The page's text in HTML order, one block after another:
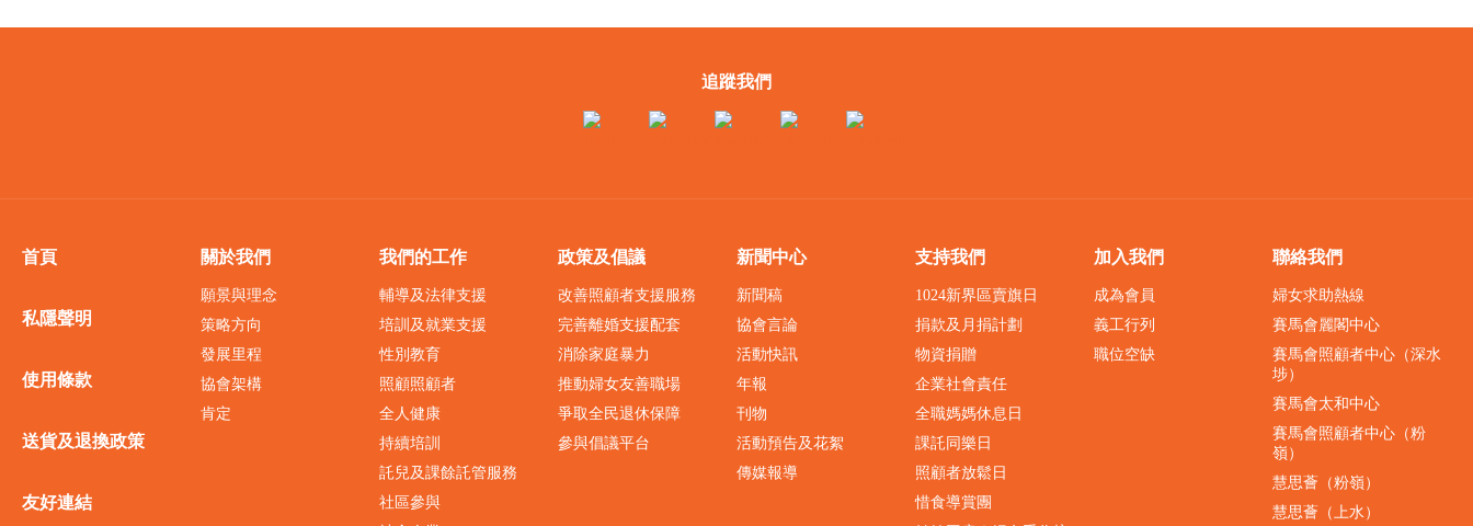
追蹤我們
首頁
私隱聲明
使用條款
送貨及退換政策
友好連結
關於我們
願景與理念
策略方向
發展里程
協會架構
肯定
我們的工作
輔導及法律支援
培訓及就業支援
性別教育
照顧照顧者
全人健康
持續培訓
託兒及課餘託管服務
社區參與
政策及倡議
改善照顧者支援服務
完善離婚支援配套
消除家庭暴力
推動婦女友善職場
爭取全民退休保障
參與倡議平台
新聞中心
新聞稿
協會言論
活動快訊
年報
刊物
活動預告及花絮
傳媒報導
支持我們
1024新界區賣旗日
捐款及月捐計劃
物資捐贈
企業社會責任
全職媽媽休息日
課託同樂日
照顧者放鬆日
惜食導賞團
加入我們
成為會員
義工行列
職位空缺
聯絡我們
婦女求助熱線
賽馬會麗閣中心
賽馬會照顧者中心（深水
埗）
賽馬會太和中心
賽馬會照顧者中心（粉
嶺）
慧思薈（粉嶺）
慧思薈（上水）